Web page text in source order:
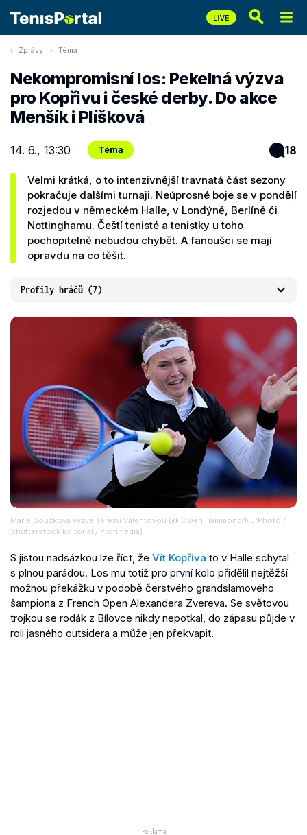
Zprávy Téma
Nekompromisní los: Pekelná výzva
pro Kopřivu i české derby. Do akce
Menšík i Plíšková
14. 6., 13:30 Téma 18
Velmi krátká, o to intenzivnější travnatá část sezony
pokračuje dalšími turnaji. Neúprosné boje se v pondělí
rozjedou v německém Halle, v Londýně, Berlíně či
Nottinghamu. Čeští tenisté a tenistky u toho
pochopitelně nebudou chybět. A fanoušci se mají
opravdu na co těšit.
Profily hráčů (7)
Marie Bouzková vyzve Terezu Valentovou (@ Owen Hammond/NurPhoto /
Shutterstock Editorial / Profimedia)
S jistou nadsázkou lze říct, že Vít Kopřiva to v Halle schytal
s plnou parádou. Los mu totiž pro první kolo přidělil nejtěžší
možnou překážku v podobě čerstvého grandslamového
šampiona z French Open Alexandera Zvereva. Se světovou
trojkou se rodák z Bílovce nikdy nepotkal, do zápasu půjde v
roli jasného outsidera a může jen překvapit.